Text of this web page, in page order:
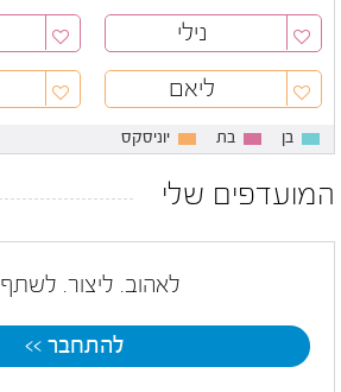
נילי
ליאם
בן בת יוניסקס
המועדפים שלי
לאהוב. ליצור. לשתף
להתחבר >>